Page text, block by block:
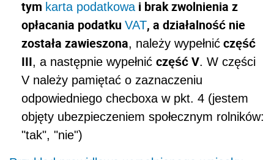
tym karta podatkowai brak zwolnienia z
opłacania podatku VAT, a działalność nie
została zawieszona, należy wypełnić część
III, a następnie wypełnić część V. W części
V należy pamiętać o zaznaczeniu
odpowiedniego checboxa w pkt. 4 (jestem
objęty ubezpieczeniem społecznym rolników:
"tak", "nie")